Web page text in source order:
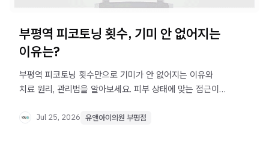
부평역 피코토닝 횟수, 기미 안 없어지는
이유는?
부평역 피코토닝 횟수만으로 기미가 안 없어지는 이유와
치료 원리, 관리법을 알아보세요. 피부 상태에 맞는 접근이
Jul 25, 2026 유앤아이의원 부평점